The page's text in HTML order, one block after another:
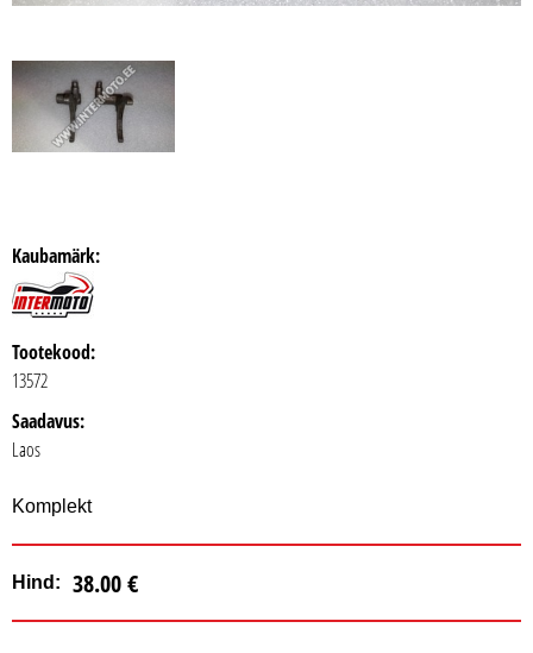
Kaubamärk:
Tootekood:
13572
Saadavus:
Laos
Komplekt
Hind: 38.00 €